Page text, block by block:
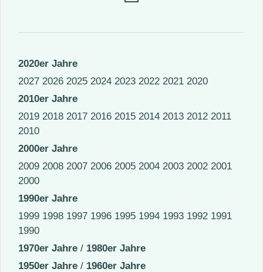
2020er Jahre
2027 2026 2025 2024 2023 2022 2021 2020
2010er Jahre
2019 2018 2017 2016 2015 2014 2013 2012 2011
2010
2000er Jahre
2009 2008 2007 2006 2005 2004 2003 2002 2001
2000
1990er Jahre
1999 1998 1997 1996 1995 1994 1993 1992 1991
1990
1970er Jahre / 1980er Jahre
1950er Jahre / 1960er Jahre